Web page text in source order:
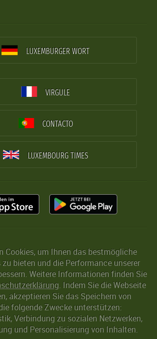
LUXEMBURGER WORT
VIRGULE
CONTACTO
LUXEMBOURG TIMES
Cookies, um Ihnen das bestmögliche
bieten und die Performance unserer
Weitere Informationen finden Sie
. Indem Sie die Webseite
akzeptieren Sie das Speichern von
folgende Zwecke unterstützen:
Verbindung zu sozialen Netzwerken,
und Personalisierung von Inhalten.